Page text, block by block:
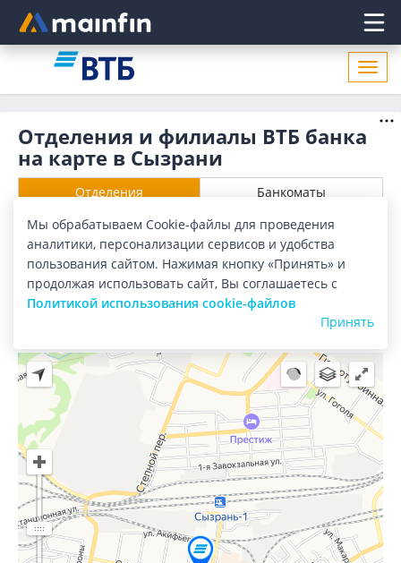
Главное меню
Отделения и филиалы ВТБ банка
на карте в Сызрани
Отделения Банкоматы
Все банки Карта Список
Город:Сызрань
Мы обрабатываем Cookie-файлы для проведения
аналитики, персонализации сервисов и удобства
пользования сайтом. Нажимая кнопку «Принять» и
продолжая использовать сайт, Вы соглашаетесь с
Политикой использования cookie-файлов
Принять